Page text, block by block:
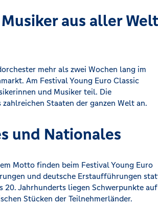
aus aller Welt
mehr als zwei Wochen lang im
Am Festival Young Euro Classic
und Musiker teil. Die
Staaten der ganzen Welt an.
und Nationales
Motto finden beim Festival Young Euro
und deutsche Erstaufführungen
20. Jahrhunderts liegen Schwerpunkte auf
Stücken der Teilnehmerländer.